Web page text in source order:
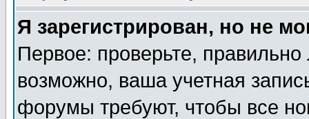
Я зарегистрирован, но не
Первое: проверьте,
возможно, ваша учетная
форумы требуют, чтобы все